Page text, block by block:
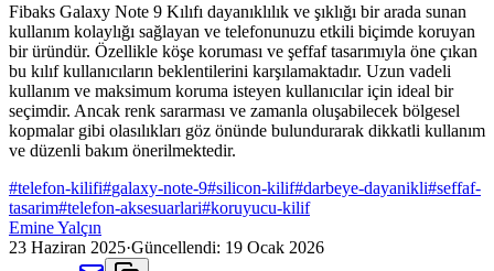
Fibaks Galaxy Note 9 Kılıfı dayanıklılık ve şıklığı bir arada sunan
kullanım kolaylığı sağlayan ve telefonunuzu etkili biçimde koruyan
bir üründür. Özellikle köşe koruması ve şeffaf tasarımıyla öne çıkan
bu kılıf kullanıcıların beklentilerini karşılamaktadır. Uzun vadeli
kullanım ve maksimum koruma isteyen kullanıcılar için ideal bir
seçimdir. Ancak renk sararması ve zamanla oluşabilecek bölgesel
kopmalar gibi olasılıkları göz önünde bulundurarak dikkatli kullanım
ve düzenli bakım önerilmektedir.
#telefon-kilifi#galaxy-note-9#silicon-kilif#darbeye-dayanikli#seffaf-
tasarim#telefon-aksesuarlari#koruyucu-kilif
Emine Yalçın
23 Haziran 2025·Güncellendi: 19 Ocak 2026